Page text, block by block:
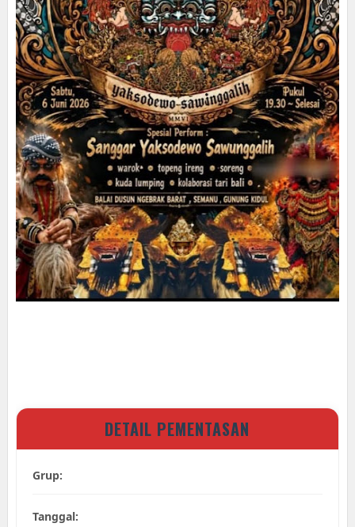
DETAIL PEMENTASAN
Grup:
Tanggal: